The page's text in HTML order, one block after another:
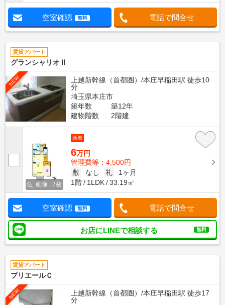
空室確認 無料 電話で問合せ
賃貸アパート
グランシャリオⅡ
NEW
上越新幹線（首都圏）/本庄早稲田駅 徒歩10
分
埼玉県本庄市
築年数
築12年
建物階数
2階建
画像 : 7枚
新着
6万円
管理費等：4,500円
敷
なし 礼
1ヶ月
1階
1LDK 33.19㎡
空室確認 無料 電話で問合せ
お店にLINEで相談する 無料
賃貸アパート
プリエールＣ
NEW
上越新幹線（首都圏）/本庄早稲田駅 徒歩17
分